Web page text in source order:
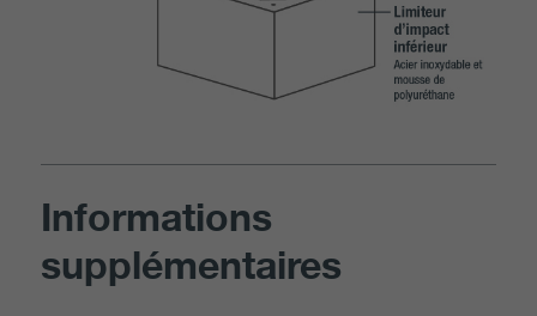
Informations
supplémentaires